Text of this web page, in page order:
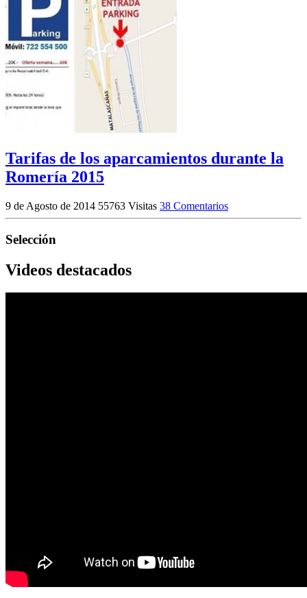
Tarifas de los aparcamientos durante la
Romería 2015
9 de Agosto de 2014 55763 Visitas 38 Comentarios
Selección
Videos destacados